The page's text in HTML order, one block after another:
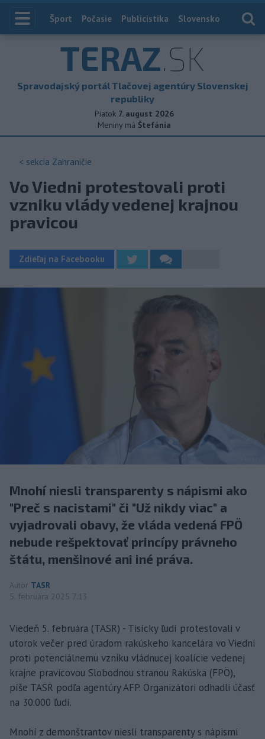
Index
Šport Počasie Publicistika Slovensko
TERAZ.SK
Spravodajský portál Tlačovej agentúry Slovenskej
republiky
Piatok 7. august 2026
Meniny má Štefánia
< sekcia Zahraničie
Vo Viedni protestovali proti
vzniku vlády vedenej krajnou
pravicou
Zdieľaj na Facebooku
Mnohí niesli transparenty s nápismi ako
"Preč s nacistami" či "Už nikdy viac" a
vyjadrovali obavy, že vláda vedená FPÖ
nebude rešpektovať princípy právneho
štátu, menšinové ani iné práva.
Autor TASR
5. februára 2025 7:13
Viedeň 5. februára (TASR) - Tisícky ľudí protestovali v
utorok večer pred úradom rakúskeho kancelára vo Viedni
proti potenciálnemu vzniku vládnucej koalície vedenej
krajne pravicovou Slobodnou stranou Rakúska (FPÖ),
píše TASR podľa agentúry AFP. Organizátori odhadli účasť
na 30.000 ľudí.
Mnohí z demonštrantov niesli transparenty s nápismi